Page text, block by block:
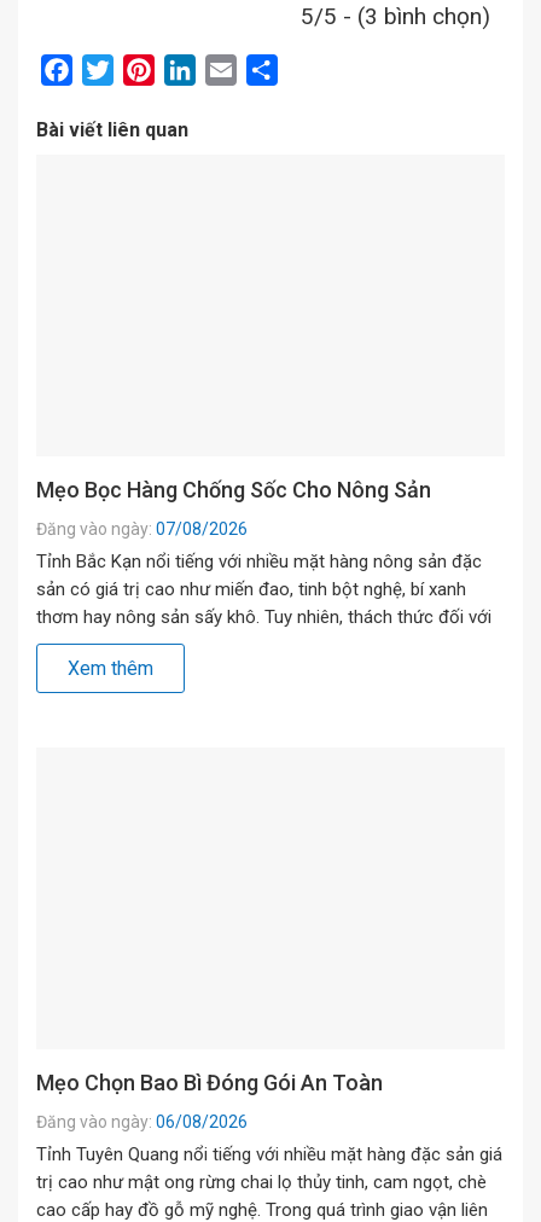
5/5 - (3 bình chọn)
FacebookTwitterPinterestLinkedIn
Email
Bài viết liên quan
Mẹo Bọc Hàng Chống Sốc Cho Nông Sản
Đăng vào ngày: 07/08/2026
Tỉnh Bắc Kạn nổi tiếng với nhiều mặt hàng nông sản đặc
sản có giá trị cao như miến đao, tinh bột nghệ, bí xanh
thơm hay nông sản sấy khô. Tuy nhiên, thách thức đối với
các hợp tác xã và hộ kinh doanh là chặng đường vận
chuyển liên tỉnh đi qua các […]
Xem thêm
Mẹo Chọn Bao Bì Đóng Gói An Toàn
Đăng vào ngày: 06/08/2026
Tỉnh Tuyên Quang nổi tiếng với nhiều mặt hàng đặc sản giá
trị cao như mật ong rừng chai lọ thủy tinh, cam ngọt, chè
cao cấp hay đồ gỗ mỹ nghệ. Trong quá trình giao vận liên